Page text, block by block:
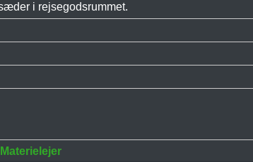
i rejsegodsrummet.
Materielejer